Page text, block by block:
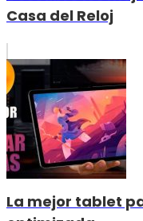
Casa del Reloj
La mejor tablet